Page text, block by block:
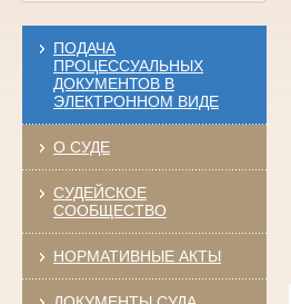
ПОДАЧА
ПРОЦЕССУАЛЬНЫХ
ДОКУМЕНТОВ В
ЭЛЕКТРОННОМ ВИДЕ
О СУДЕ
СУДЕЙСКОЕ
СООБЩЕСТВО
НОРМАТИВНЫЕ АКТЫ